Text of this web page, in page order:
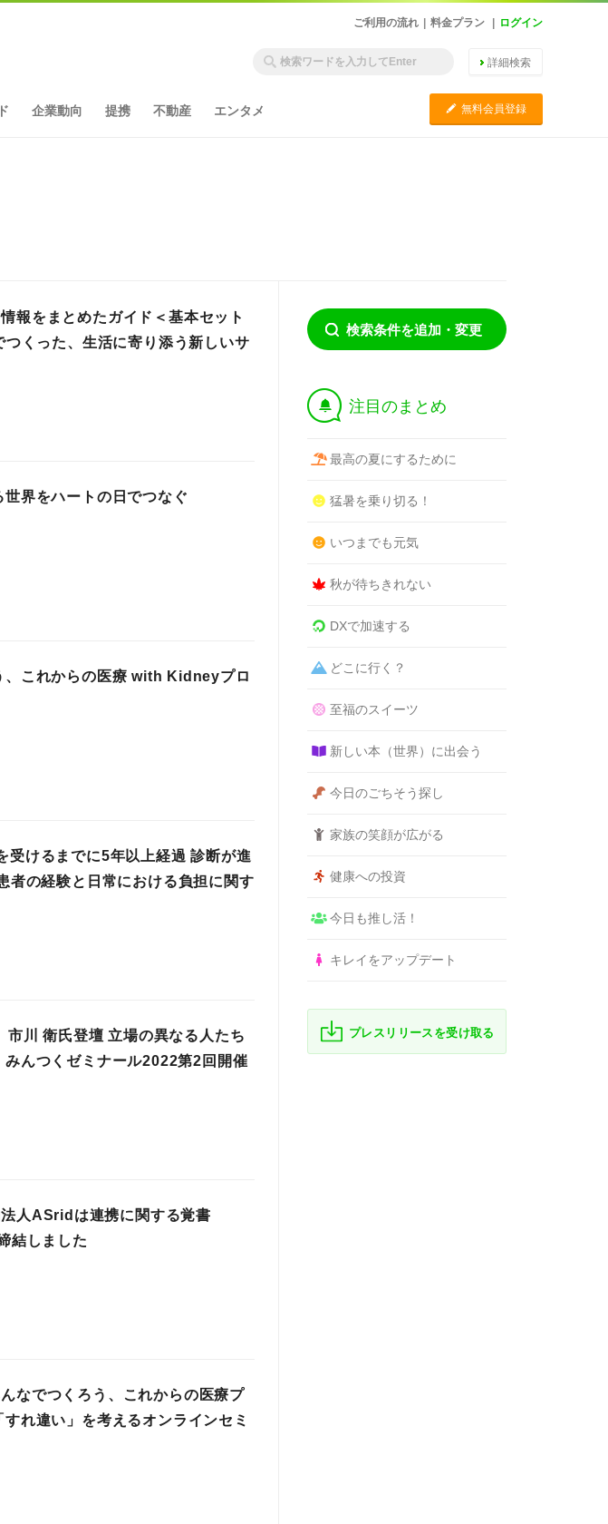
ご利用の流れ 料金プラン ログイン
詳細検索
企業動向 提携 不動産 エンタメ C 無料会員登録
報をまとめたガイド＜基本セット
くった、生活に寄り添う新しいサ
界をハートの日でつなぐ
、これからの医療 with Kidneyプロ
受けるまでに5年以上経過 診断が進
者の経験と日常における負担に関す
衛氏登壇 立場の異なる人たち
んつくゼミナール2022第2回開催
人ASridは連携に関する覚書
結しました
なでつくろう、これからの医療プ
れ違い」を考えるオンラインセミ
検索条件を追加・変更
† 注目のまとめ
最高の夏にするために
猛暑を乗り切る！
いつまでも元気
秋が待ちきれない
DXで加速する
どこに行く？
至福のスイーツ
新しい本（世界）に出会う
今日のごちそう探し
家族の笑顔が広がる
健康への投資
今日も推し活！
キレイをアップデート
プレスリリースを受け取る